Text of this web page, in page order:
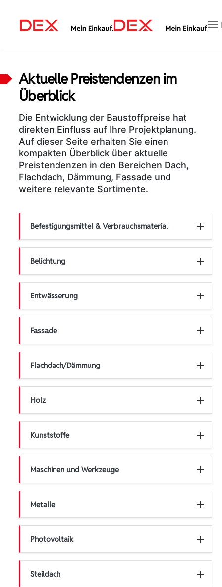
Zum Hauptinhalt springen
Aktuelle Preistendenzen im
Überblick
Die Entwicklung der Baustoffpreise hat
direkten Einfluss auf Ihre Projektplanung.
Auf dieser Seite erhalten Sie einen
kompakten Überblick über aktuelle
Preistendenzen in den Bereichen Dach,
Flachdach, Dämmung, Fassade und
weitere relevante Sortimente.
Befestigungsmittel & Verbrauchsmaterial
Belichtung
Entwässerung
Fassade
Flachdach/Dämmung
Holz
Kunststoffe
Maschinen und Werkzeuge
Metalle
Photovoltaik
Steildach